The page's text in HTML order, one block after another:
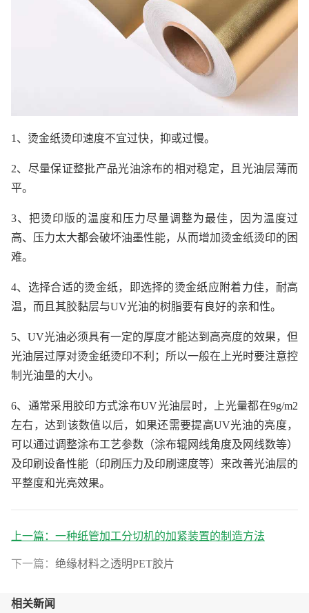
1、烫金纸烫印速度不宜过快，抑或过慢。
2、尽量保证整批产品光油涂布的相对稳定，且光油层薄而
平。
3、把烫印版的温度和压力尽量调整为最佳，因为温度过
高、压力太大都会破坏油墨性能，从而增加烫金纸烫印的困
难。
4、选择合适的烫金纸，即选择的烫金纸应附着力佳，耐高
温，而且其胶黏层与UV光油的树脂要有良好的亲和性。
5、UV光油必须具有一定的厚度才能达到高亮度的效果，但
光油层过厚对烫金纸烫印不利；所以一般在上光时要注意控
制光油量的大小。
6、通常采用胶印方式涂布UV光油层时，上光量都在9g/m2
左右，达到该数值以后，如果还需要提高UV光油的亮度，
可以通过调整涂布工艺参数（涂布辊网线角度及网线数等）
及印刷设备性能（印刷压力及印刷速度等）来改善光油层的
平整度和光亮效果。
上一篇： 一种纸管加工分切机的加紧装置的制造方法
下一篇： 绝缘材料之透明PET胶片
相关新闻